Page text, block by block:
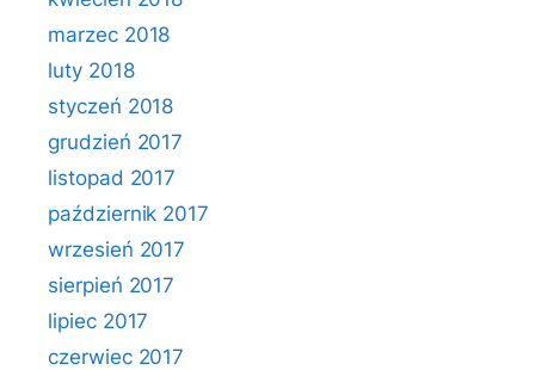
marzec 2018
luty 2018
styczeń 2018
grudzień 2017
listopad 2017
październik 2017
wrzesień 2017
sierpień 2017
lipiec 2017
czerwiec 2017